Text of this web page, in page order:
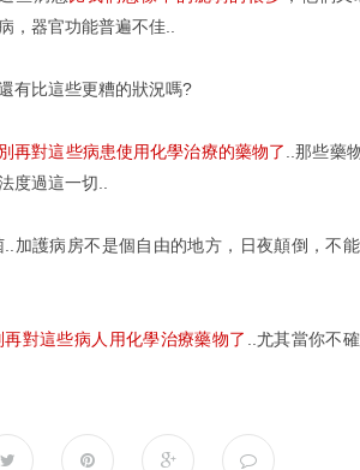
，器官功能普遍不佳..
有比這些更糟的狀況嗎?
別再對這些病患使用化學治療的藥物了
..那些藥
度過這一切..
加護病房不是個自由的地方，日夜顛倒，不
再對這些病人用化學治療藥物了
..尤其當你不